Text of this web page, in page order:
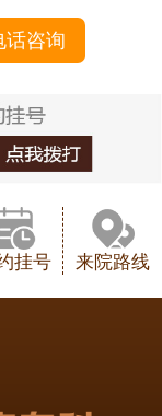
话咨询
挂号 来院路线